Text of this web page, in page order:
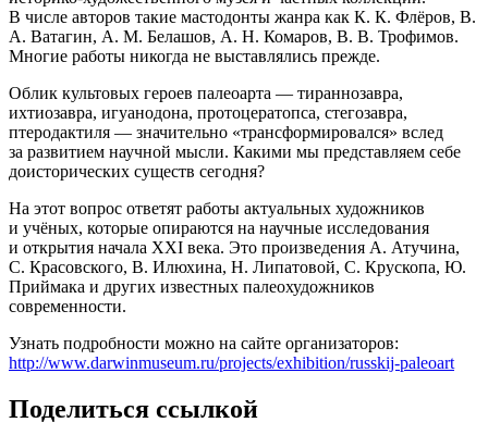
В числе авторов такие мастодонты жанра как К. К. Флёров, В.
А. Ватагин, А. М. Белашов, А. Н. Комаров, В. В. Трофимов.
Многие работы никогда не выставлялись прежде.
Облик культовых героев палеоарта — тираннозавра,
ихтиозавра, игуанодона, протоцератопса, стегозавра,
птеродактиля — значительно «трансформировался» вслед
за развитием научной мысли. Какими мы представляем себе
доисторических существ сегодня?
На этот вопрос ответят работы актуальных художников
и учёных, которые опираются на научные исследования
и открытия начала XXI века. Это произведения А. Атучина,
С. Красовского, В. Илюхина, Н. Липатовой, С. Крускопа, Ю.
Приймака и других известных палеохудожников
современности.
Узнать подробности можно на сайте организаторов:
http://www.darwinmuseum.ru/projects/exhibition/russkij-paleoart
Поделиться ссылкой